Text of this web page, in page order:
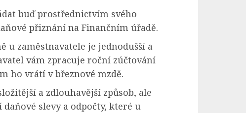
buď prostřednictvím svého
přiznání na Finančním úřadě.
u zaměstnavatele je jednodušší a
vám zpracuje roční zúčtování
ho vrátí v březnové mzdě.
a zdlouhavější způsob, ale
slevy a odpočty, které u